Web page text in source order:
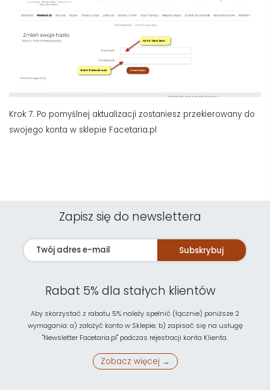
Krok 7. Po pomyślnej aktualizacji zostaniesz przekierowany do
swojego konta w sklepie Facetaria.pl
Zapisz się do newslettera
Subskrybuj
Rabat 5% dla stałych klientów
Aby skorzystać z rabatu 5% należy spełnić (łącznie) poniższe 2
wymagania: a) założyć konto w Sklepie; b) zapisać się na usługę
"Newsletter Facetaria.pl" podczas rejestracji konta Klienta.
Zobacz więcej →